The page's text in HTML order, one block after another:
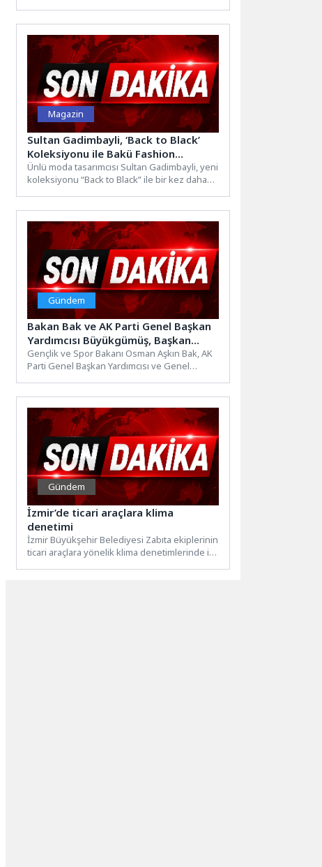
Magazin
Sultan Gadimbayli, ‘Back to Black’
Koleksiyonu ile Bakü Fashion
Week’de Güçlü Bir Duruş Sergiledi
Ünlü moda tasarımcısı Sultan Gadimbayli, yeni
koleksiyonu “Back to Black” ile bir kez daha
Gündem
Bakan Bak ve AK Parti Genel Başkan
Yardımcısı Büyükgümüş, Başkan
Altay’ı Ziyaret Etti
Gençlik ve Spor Bakanı Osman Aşkın Bak, AK
Parti Genel Başkan Yardımcısı ve Genel
Gündem
İzmir’de ticari araçlara klima
denetimi
İzmir Büyükşehir Belediyesi Zabıta ekiplerinin
ticari araçlara yönelik klima denetimlerinde ilk